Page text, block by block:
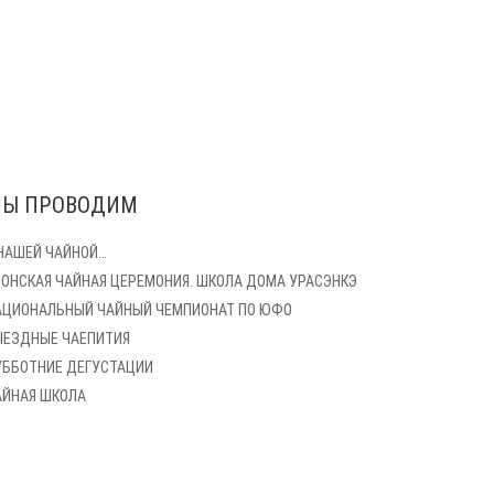
ПРОВОДИМ
ЧАЙНОЙ…
ЧАЙНАЯ ЦЕРЕМОНИЯ. ШКОЛА ДОМА УРАСЭНКЭ
ЧАЙНЫЙ ЧЕМПИОНАТ ПО ЮФО
ЧАЕПИТИЯ
ДЕГУСТАЦИИ
ШКОЛА